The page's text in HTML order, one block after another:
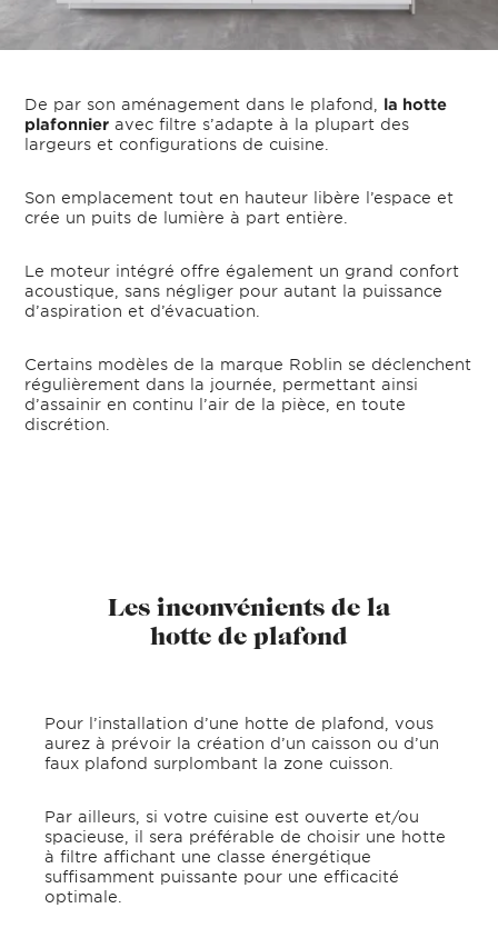
De par son aménagement dans le plafond, la hotte
plafonnier avec filtre s’adapte à la plupart des
largeurs et configurations de cuisine.
Son emplacement tout en hauteur libère l’espace et
crée un puits de lumière à part entière.
Le moteur intégré offre également un grand confort
acoustique, sans négliger pour autant la puissance
d’aspiration et d’évacuation.
Certains modèles de la marque Roblin se déclenchent
régulièrement dans la journée, permettant ainsi
d’assainir en continu l’air de la pièce, en toute
discrétion.
Les inconvénients de la
hotte de plafond
Pour l’installation d’une hotte de plafond, vous
aurez à prévoir la création d’un caisson ou d’un
faux plafond surplombant la zone cuisson.
Par ailleurs, si votre cuisine est ouverte et/ou
spacieuse, il sera préférable de choisir une hotte
à filtre affichant une classe énergétique
suffisamment puissante pour une efficacité
optimale.